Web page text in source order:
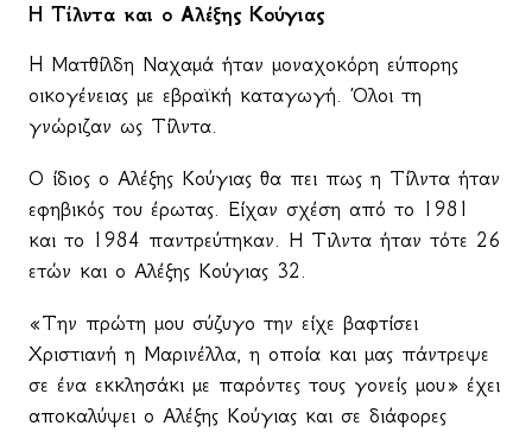
Η Τίλντα και ο Αλέξης Κούγιας
H Ματθίλδη Ναχαμά ήταν μοναχοκόρη εύπορης
οικογένειας με εβραϊκή καταγωγή. Όλοι τη
γνώριζαν ως Τίλντα.
Ο ίδιος ο Αλέξης Κούγιας θα πει πως η Τίλντα ήταν
εφηβικός του έρωτας. Είχαν σχέση από το 1981
και το 1984 παντρεύτηκαν. Η Τιλντα ήταν τότε 26
ετών και ο Αλέξης Κούγιας 32.
«Την πρώτη μου σύζυγο την είχε βαφτίσει
Χριστιανή η Μαρινέλλα, η οποία και μας πάντρεψε
σε ένα εκκλησάκι με παρόντες τους γονείς μου» έχει
αποκαλύψει ο Αλέξης Κούγιας και σε διάφορες